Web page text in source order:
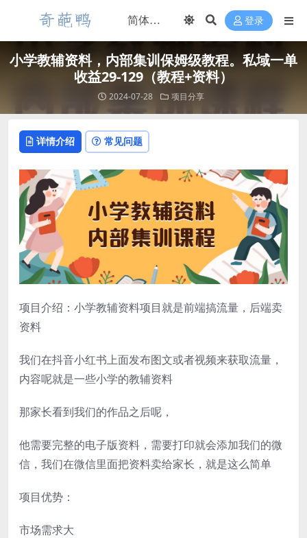
登录
小学教辅资料，内部集训保姆级教程。私域一单
收益29-129（教程+资料）
2024-07-28 项目分享
详情介绍 常见问题
项目介绍：小学教辅资料项目就是前端搞流量，后端卖
资料
我们在抖音小红书上面发布图文或者视频来获取流量，
内容呢就是一些小学的教辅资料
那家长看到我们的作品之后呢，
他需要完整的电子版资料，需要打印就会添加我们的微
信，我们在微信里面把资料卖给家长，就是这么简单
项目优势：
市场需求大